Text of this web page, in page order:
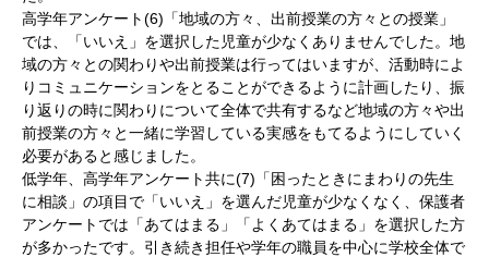
高学年アンケート(6)「地域の方々、出前授業の方々との授業」
では、「いいえ」を選択した児童が少なくありませんでした。地
域の方々との関わりや出前授業は行ってはいますが、活動時によ
りコミュニケーションをとることができるように計画したり、振
り返りの時に関わりについて全体で共有するなど地域の方々や出
前授業の方々と一緒に学習している実感をもてるようにしていく
必要があると感じました。
低学年、高学年アンケート共に(7)「困ったときにまわりの先生
に相談」の項目で「いいえ」を選んだ児童が少なくなく、保護者
アンケートでは「あてはまる」「よくあてはまる」を選択した方
が多かったです。引き続き担任や学年の職員を中心に学校全体で